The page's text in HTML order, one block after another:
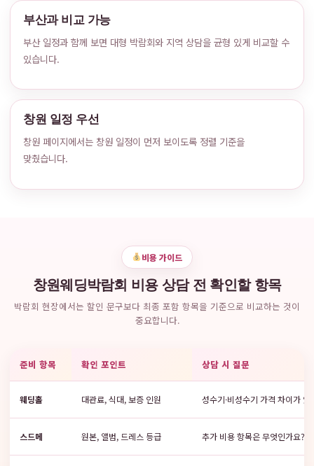
부산과 비교 가능
부산 일정과 함께 보면 대형 박람회와 지역 상담을 균형 있게 비교할 수
있습니다.
창원 일정 우선
창원 페이지에서는 창원 일정이 먼저 보이도록 정렬 기준을
맞췄습니다.
비용 가이드
창원웨딩박람회 비용 상담 전 확인할 항목
박람회 현장에서는 할인 문구보다 최종 포함 항목을 기준으로 비교하는 것이
중요합니다.
준비 항목 확인 포인트 상담 시 질문
웨딩홀 대관료, 식대, 보증 인원 성수기·비성수기 가격 차이가 있
스드메 원본, 앨범, 드레스 등급 추가 비용 항목은 무엇인가요?